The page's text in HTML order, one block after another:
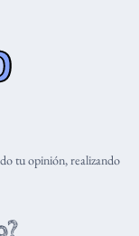
tu opinión, realizando